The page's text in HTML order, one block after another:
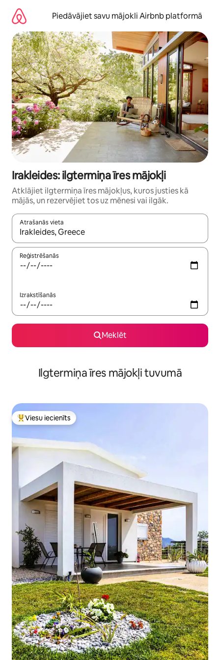
saturu
Piedāvājiet savu mājokli Airbnb platformā
Irakleides: ilgtermiņa īres mājokļi
Atklājiet ilgtermiņa īres mājokļus, kuros justies kā
mājās, un rezervējiet tos uz mēnesi vai ilgāk.
Atrašanās vieta
Kad rezultāti kļūs pieejami, izmantojiet bultiņu uz augšu un
Reģistrēšanās
Izrakstīšanās
Meklēt
Ilgtermiņa īres mājokļi tuvumā
Populārs viesu iecienīts mājoklis
Viesu iecienīts